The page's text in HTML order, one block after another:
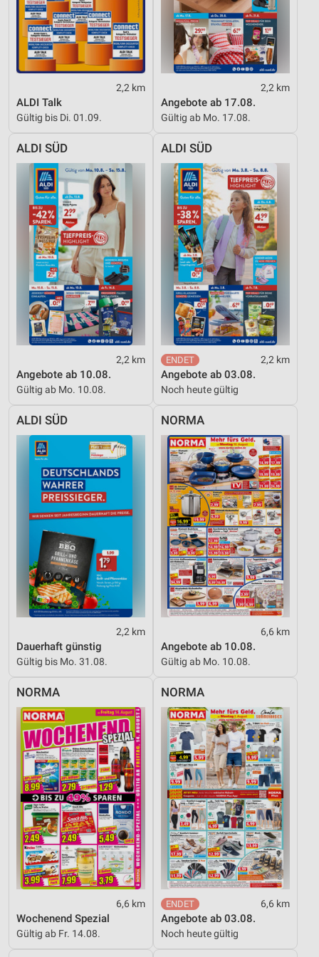
2,2 km
ALDI Talk
Gültig bis Di. 01.09.
2,2 km
Angebote ab 17.08.
Gültig ab Mo. 17.08.
ALDI SÜD
2,2 km
Angebote ab 10.08.
Gültig ab Mo. 10.08.
ALDI SÜD
2,2 km
Angebote ab 03.08.
Noch heute gültig
ALDI SÜD
2,2 km
Dauerhaft günstig
Gültig bis Mo. 31.08.
NORMA
6,6 km
Angebote ab 10.08.
Gültig ab Mo. 10.08.
NORMA
6,6 km
Wochenend Spezial
Gültig ab Fr. 14.08.
NORMA
6,6 km
Angebote ab 03.08.
Noch heute gültig
Notwendig
Performance
Funktional
Werbung